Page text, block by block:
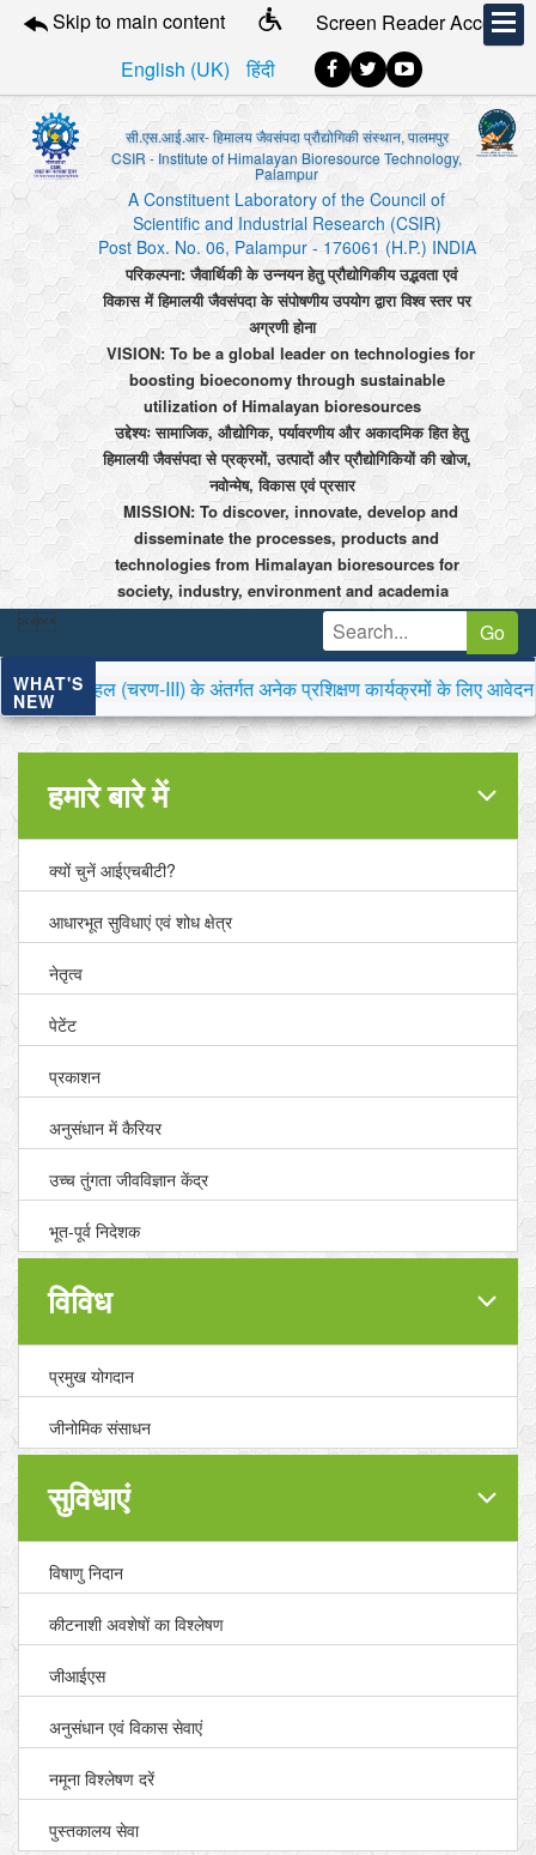
Skip to main content
Screen Reader Access
English (UK)
हिंदी
सी.एस.आई.आर- हिमालय जैवसंपदा प्रौद्योगिकी संस्थान, पालमपुर
CSIR - Institute of Himalayan Bioresource Technology,
Palampur
A Constituent Laboratory of the Council of
Scientific and Industrial Research (CSIR)
Post Box. No. 06, Palampur - 176061 (H.P.) INDIA
परिकल्पना: जैवार्थिकी के उन्नयन हेतु प्रौद्योगिकीय उद्भवता एवं
विकास में हिमालयी जैवसंपदा के संपोषणीय उपयोग द्वारा विश्व स्तर पर
अग्रणी होना
VISION: To be a global leader on technologies for
boosting bioeconomy through sustainable
utilization of Himalayan bioresources
उद्देश्यः सामाजिक, औद्योगिक, पर्यावरणीय और अकादमिक हित हेतु
हिमालयी जैवसंपदा से प्रक्रमों, उत्पादों और प्रौद्योगिकियों की खोज,
नवोन्मेष, विकास एवं प्रसार
MISSION: To discover, innovate, develop and
disseminate the processes, products and
technologies from Himalayan bioresources for
society, industry, environment and academia
 Go
WHAT'S
NEW(चरण-III) के अंतर्गत अनेक प्रशिक्षण कार्यक्रमों के लिए आवेदन
हमारे बारे में
क्यों चुनें आईएचबीटी?
आधारभूत सुविधाएं एवं शोध क्षेत्र
नेतृत्व
पेटेंट
प्रकाशन
अनुसंधान में कैरियर
उच्च तुंगता जीवविज्ञान केंद्र
भूत-पूर्व निदेशक
विविध
प्रमुख योगदान
जीनोमिक संसाधन
सुविधाएं
विषाणु निदान
कीटनाशी अवशेषों का विश्लेषण
जीआईएस
अनुसंधान एवं विकास सेवाएं
नमूना विश्लेषण दरें
पुस्तकालय सेवा